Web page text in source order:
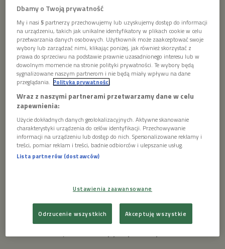
 53'19
muzyczne rozmowy cz.1
Foto: artin1/Shutterstock
Gośćmi programu będą Basia Pospieszalska – wokalistka
jazzowa oraz Michał Bąk – wiolonczelista specjalizujący się
Dbamy o Twoją prywatność
My i nasi5 partnerzy przechowujemy lub uzyskujemy dostęp do informacji
na urządzeniu, takich jak unikalne identyfikatory w plikach cookie w celu
przetwarzania danych osobowych. Użytkownik może zaakceptować swoje
wybory lub zarządzać nimi, klikając poniżej, jak również skorzystać z
prawa do sprzeciwu na podstawie prawnie uzasadnionego interesu lub w
dowolnym momencie na stronie polityki prywatności. Te wybory będą
sygnalizowane naszym partnerom i nie będą miały wpływu na dane
przeglądania. Polityka prywatności
Wraz z naszymi partnerami przetwarzamy dane w celu
zapewnienia:
Użycie dokładnych danych geolokalizacyjnych. Aktywne skanowanie
charakterystyki urządzenia do celów identyfikacji. Przechowywanie
informacji na urządzeniu lub dostęp do nich. Spersonalizowane reklamy i
treści, pomiar reklam i treści, badnie odbiorców i ulepszanie usług.
Lista partnerów (dostawców)
Ustawienia zaawansowane
Odrzucenie wszystkich Akceptuję wszystkie